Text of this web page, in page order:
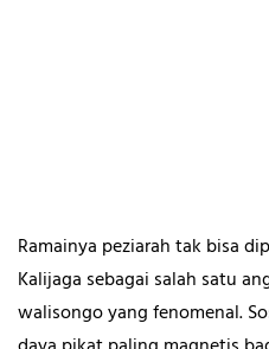
Ramainya peziarah tak bisa
Kalijaga sebagai salah satu
walisongo yang fenomenal.